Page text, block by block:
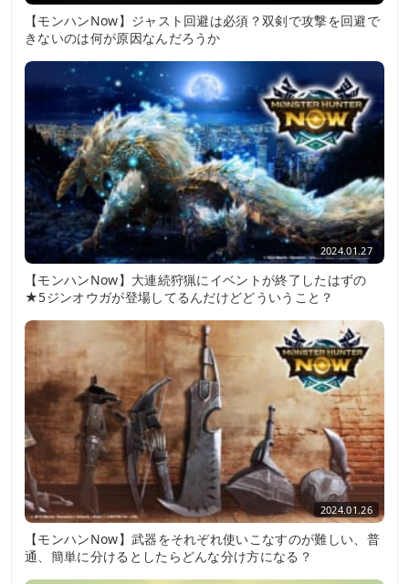
【モンハンNow】ジャスト回避は必須？双剣で攻撃を回避で
きないのは何が原因なんだろうか
2024.01.27
【モンハンNow】大連続狩猟にイベントが終了したはずの
★5ジンオウガが登場してるんだけどどういうこと？
2024.01.26
【モンハンNow】武器をそれぞれ使いこなすのが難しい、普
通、簡単に分けるとしたらどんな分け方になる？